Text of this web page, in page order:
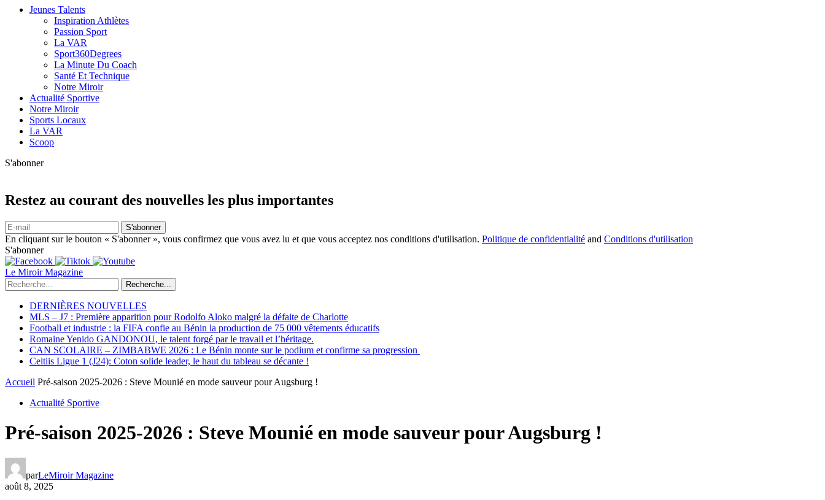
Jeunes Talents
Inspiration Athlètes
Passion Sport
La VAR
Sport360Degrees
La Minute Du Coach
Santé Et Technique
Notre Miroir
Actualité Sportive
Notre Miroir
Sports Locaux
La VAR
Scoop
S'abonner
Restez au courant des nouvelles les plus importantes
S'abonner
En cliquant sur le bouton « S'abonner », vous confirmez que vous avez lu et que vous acceptez nos conditions d'utilisation. Politique de confidentialité and Conditions d'utilisation
S'abonner
Le Miroir Magazine
Recherche...
DERNIÈRES NOUVELLES
MLS – J7 : Première apparition pour Rodolfo Aloko malgré la défaite de Charlotte
Football et industrie : la FIFA confie au Bénin la production de 75 000 vêtements éducatifs
Romaine Yenido GANDONOU, le talent forgé par le travail et l’héritage.
CAN SCOLAIRE – ZIMBABWE 2026 : Le Bénin monte sur le podium et confirme sa progression
Celtiis Ligue 1 (J24): Coton solide leader, le haut du tableau se décante !
Accueil Pré-saison 2025-2026 : Steve Mounié en mode sauveur pour Augsburg !
Actualité Sportive
Pré-saison 2025-2026 : Steve Mounié en mode sauveur pour Augsburg !
parLeMiroir Magazine
août 8, 2025